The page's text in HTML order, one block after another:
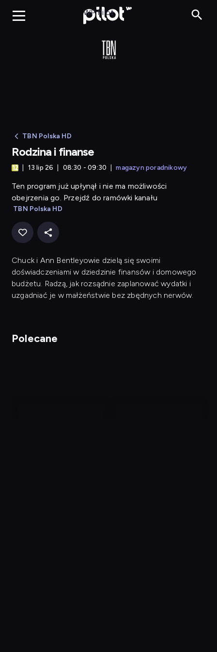
Rodzina i finanse
WP Pilot
TBN Polska HD
Rodzina i finanse
13 lip 26 08:30 - 09:30 magazyn poradnikowy
Ten program już upłynął i nie ma możliwości
obejrzenia go. Przejdź do ramówki kanału
TBN Polska HD
Chuck i Ann Bentleyowie dzielą się swoimi
doświadczeniami w dziedzinie finansów i domowego
budżetu. Radzą, jak rozsądnie zaplanować wydatki i
uzgadniać je w małżeństwie bez zbędnych nerwów.
Polecane